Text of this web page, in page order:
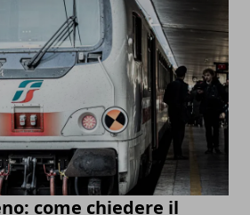
come chiedere il